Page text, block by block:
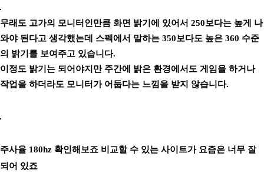
무래도 고가의 모니터인만큼 화면 밝기에 있어서 250보다는 높게 나
와야 된다고 생각했는데 스펙에서 말하는 350보다도 높은 360 수준
의 밝기를 보여주고 있습니다.
이정도 밝기는 되어야지만 주간에 밝은 환경에서도 게임을 하거나
작업을 하더라도 모니터가 어둡다는 느낌을 받지 않습니다.
주사율 180hz 확인해보죠 비교할 수 있는 사이트가 요즘은 너무 잘
되어 있죠